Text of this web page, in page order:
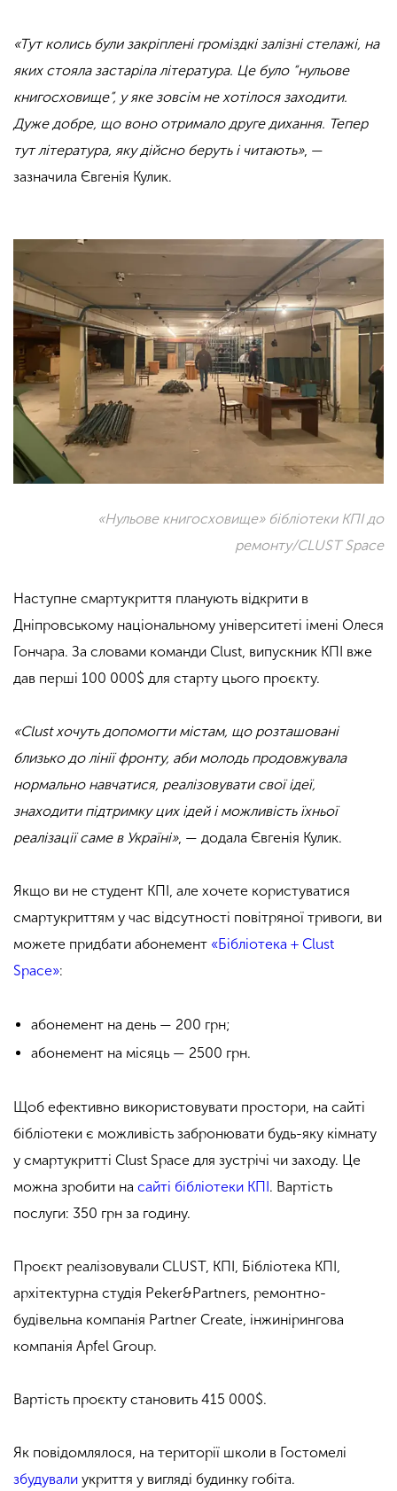
«Тут колись були закріплені громіздкі залізні стелажі, на
яких стояла застаріла література. Це було “нульове
книгосховище”, у яке зовсім не хотілося заходити.
Дуже добре, що воно отримало друге дихання. Тепер
тут література, яку дійсно беруть і читають», —
зазначила Євгенія Кулик.
«Нульове книгосховище» бібліотеки КПІ до
ремонту/CLUST Space
Наступне смартукриття планують відкрити в
Дніпровському національному університеті імені Олеся
Гончара. За словами команди Clust, випускник КПІ вже
дав перші 100 000$ для старту цього проєкту.
«Clust хочуть допомогти містам, що розташовані
близько до лінії фронту, аби молодь продовжувала
нормально навчатися, реалізовувати свої ідеї,
знаходити підтримку цих ідей і можливість їхньої
реалізації саме в Україні», — додала Євгенія Кулик.
Якщо ви не студент КПІ, але хочете користуватися
смартукриттям у час відсутності повітряної тривоги, ви
можете придбати абонемент «Бібліотека + Clust
Space»:
абонемент на день — 200 грн;
абонемент на місяць — 2500 грн.
Щоб ефективно використовувати простори, на сайті
бібліотеки є можливість забронювати будь-яку кімнату
у смартукритті Clust Space для зустрічі чи заходу. Це
можна зробити на сайті бібліотеки КПІ . Вартість
послуги: 350 грн за годину.
Проєкт реалізовували CLUST, КПІ, Бібліотека КПІ,
архітектурна студія Peker&Partners, ремонтно-
будівельна компанія Partner Create, інжинірингова
компанія Apfel Group.
Вартість проєкту становить 415 000$.
Як повідомлялося, на території школи в Гостомелі
збудували укриття у вигляді будинку гобіта.